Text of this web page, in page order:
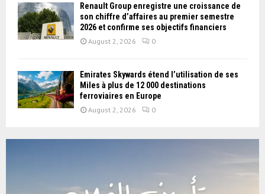
Renault Group enregistre une croissance de
son chiffre d’affaires au premier semestre
2026 et confirme ses objectifs financiers
August 2, 2026 0
Emirates Skywards étend l’utilisation de ses
Miles à plus de 12 000 destinations
ferroviaires en Europe
August 2, 2026 0